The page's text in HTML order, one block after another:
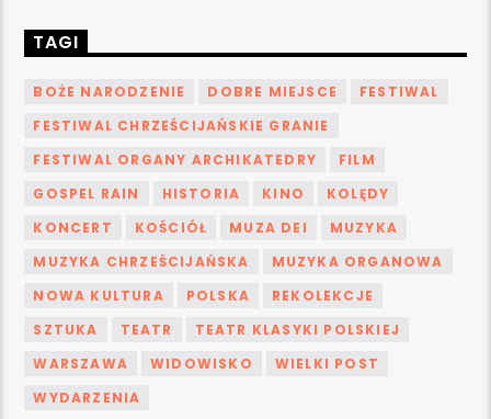
TAGI
BOŻE NARODZENIE DOBRE MIEJSCE
FESTIWAL
FESTIWAL CHRZEŚCIJAŃSKIE GRANIE
FESTIWAL ORGANY ARCHIKATEDRY
FILM
GOSPEL RAIN
HISTORIA KINO
KOLĘDY
KONCERT
KOŚCIÓŁ MUZA DEI
MUZYKA
MUZYKA CHRZEŚCIJAŃSKA
MUZYKA ORGANOWA
NOWA KULTURA
POLSKA
REKOLEKCJE
SZTUKA
TEATR
TEATR KLASYKI POLSKIEJ
WARSZAWA
WIDOWISKO
WIELKI POST
WYDARZENIA